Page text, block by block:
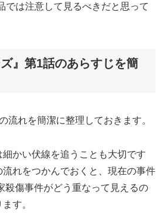
では注意して見るべきだと思って
ズ』第1話のあらすじを簡
流れを簡潔に整理しておきます。
かい伏線を追うことも大切です
れをつかんでおくと、現在の事件
殺傷事件がどう重なって見えるの
す。